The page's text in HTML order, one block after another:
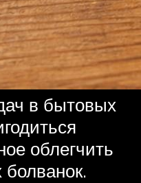
в бытовых
облегчить
болванок.